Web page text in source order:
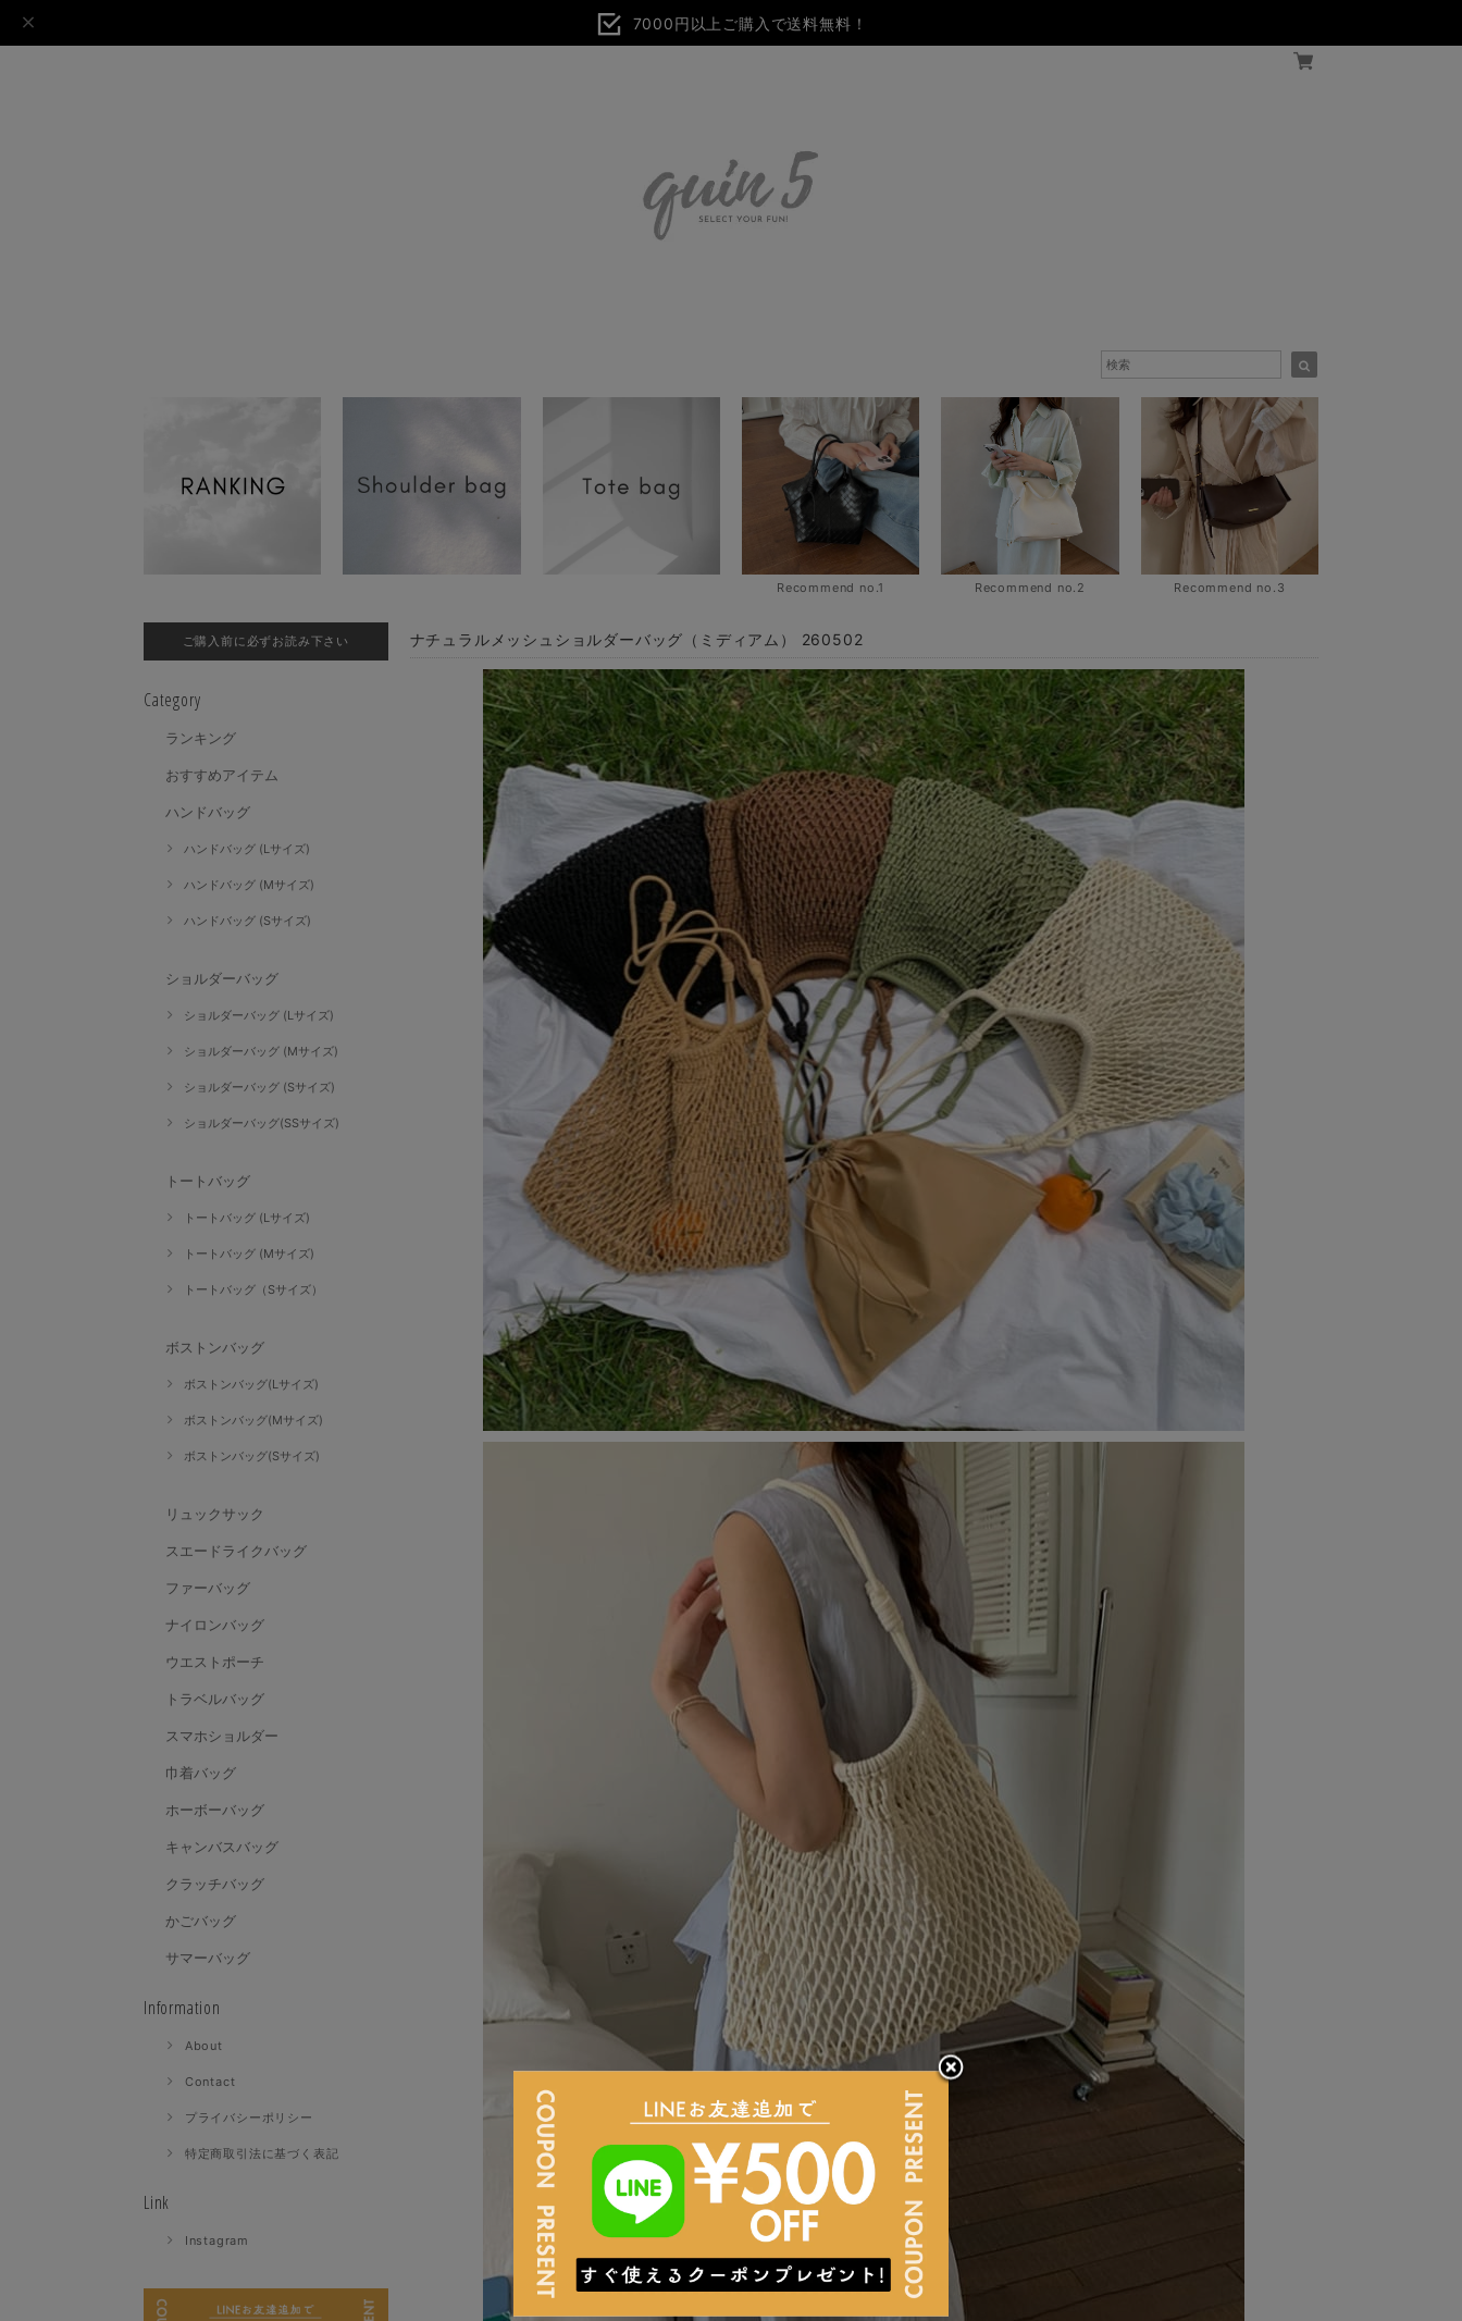
7000円以上ご購入で送料無料！
Recommend no.1 Recommend no.2 Recommend no.3
ご購入前に必ずお読み下さい
Category
ランキング
おすすめアイテム
ハンドバッグ
ハンドバッグ (Lサイズ)
ハンドバッグ (Mサイズ)
ハンドバッグ (Sサイズ)
ショルダーバッグ
ショルダーバッグ (Lサイズ)
ショルダーバッグ (Mサイズ)
ショルダーバッグ (Sサイズ)
ショルダーバッグ(SSサイズ)
トートバッグ
トートバッグ (Lサイズ)
トートバッグ (Mサイズ)
トートバッグ（Sサイズ）
ボストンバッグ
ボストンバッグ(Lサイズ)
ボストンバッグ(Mサイズ)
ボストンバッグ(Sサイズ)
リュックサック
スエードライクバッグ
ファーバッグ
ナイロンバッグ
ウエストポーチ
トラベルバッグ
スマホショルダー
巾着バッグ
ホーボーバッグ
キャンバスバッグ
クラッチバッグ
かごバッグ
サマーバッグ
Information
About
Contact
プライバシーポリシー
特定商取引法に基づく表記
Link
Instagram
ナチュラルメッシュショルダーバッグ（ミディアム） 260502